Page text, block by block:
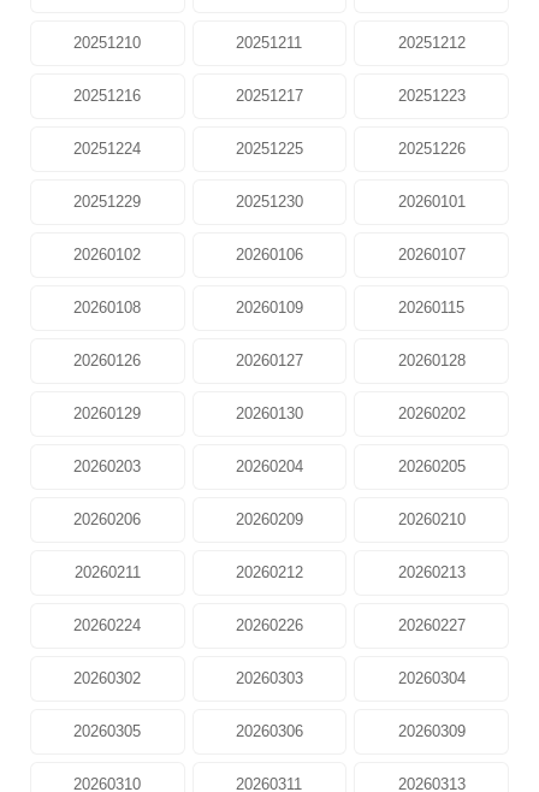
20251210 20251211 20251212
20251216 20251217 20251223
20251224 20251225 20251226
20251229 20251230 20260101
20260102 20260106 20260107
20260108 20260109 20260115
20260126 20260127 20260128
20260129 20260130 20260202
20260203 20260204 20260205
20260206 20260209 20260210
20260211 20260212 20260213
20260224 20260226 20260227
20260302 20260303 20260304
20260305 20260306 20260309
20260310 20260311 20260313